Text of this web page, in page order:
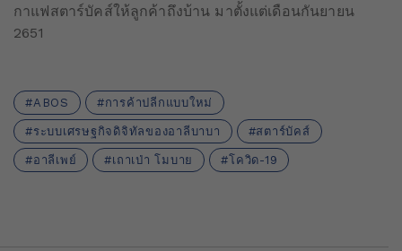
กาแฟสตาร์บัคส์ให้ลูกค้าถึงบ้าน มาตั้งแต่เดือนกันยายน
2651
ABOS การค้าปลีกแบบใหม่
ระบบเศรษฐกิจดิจิทัลของอาลีบาบา สตาร์บัคส์
อาลีเพย์ เถาเป่า โมบาย โควิด-19